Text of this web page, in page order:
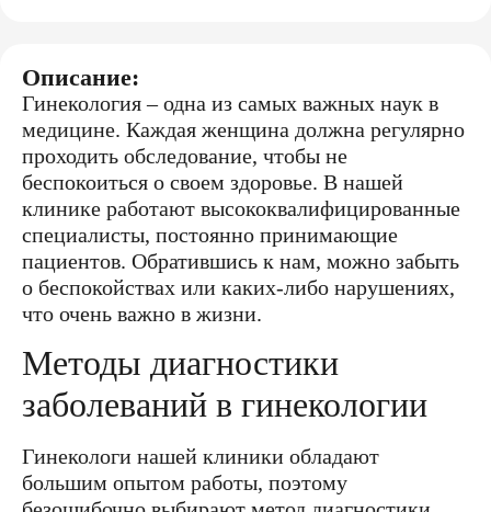
Описание:
Гинекология – одна из самых важных наук в
медицине. Каждая женщина должна регулярно
проходить обследование, чтобы не
беспокоиться о своем здоровье. В нашей
клинике работают высококвалифицированные
специалисты, постоянно принимающие
пациентов. Обратившись к нам, можно забыть
о беспокойствах или каких-либо нарушениях,
что очень важно в жизни.
Методы диагностики
заболеваний в гинекологии
Гинекологи нашей клиники обладают
большим опытом работы, поэтому